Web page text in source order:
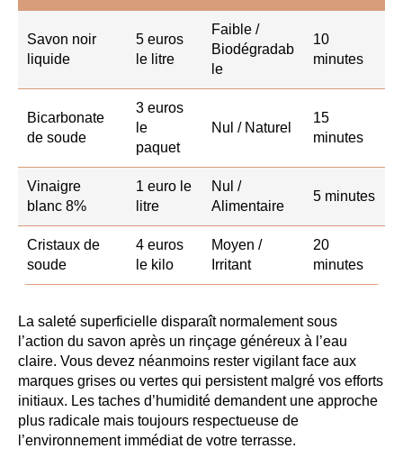
Savon noir
liquide
5 euros
le litre
Faible /
Biodégradab
le
10
minutes
Bicarbonate
de soude
3 euros
le
paquet
Nul / Naturel
15
minutes
Vinaigre
blanc 8%
1 euro le
litre
Nul /
Alimentaire
5 minutes
Cristaux de
soude
4 euros
le kilo
Moyen /
Irritant
20
minutes
La saleté superficielle disparaît normalement sous
l’action du savon après un rinçage généreux à l’eau
claire. Vous devez néanmoins rester vigilant face aux
marques grises ou vertes qui persistent malgré vos efforts
initiaux. Les taches d’humidité demandent une approche
plus radicale mais toujours respectueuse de
l’environnement immédiat de votre terrasse.